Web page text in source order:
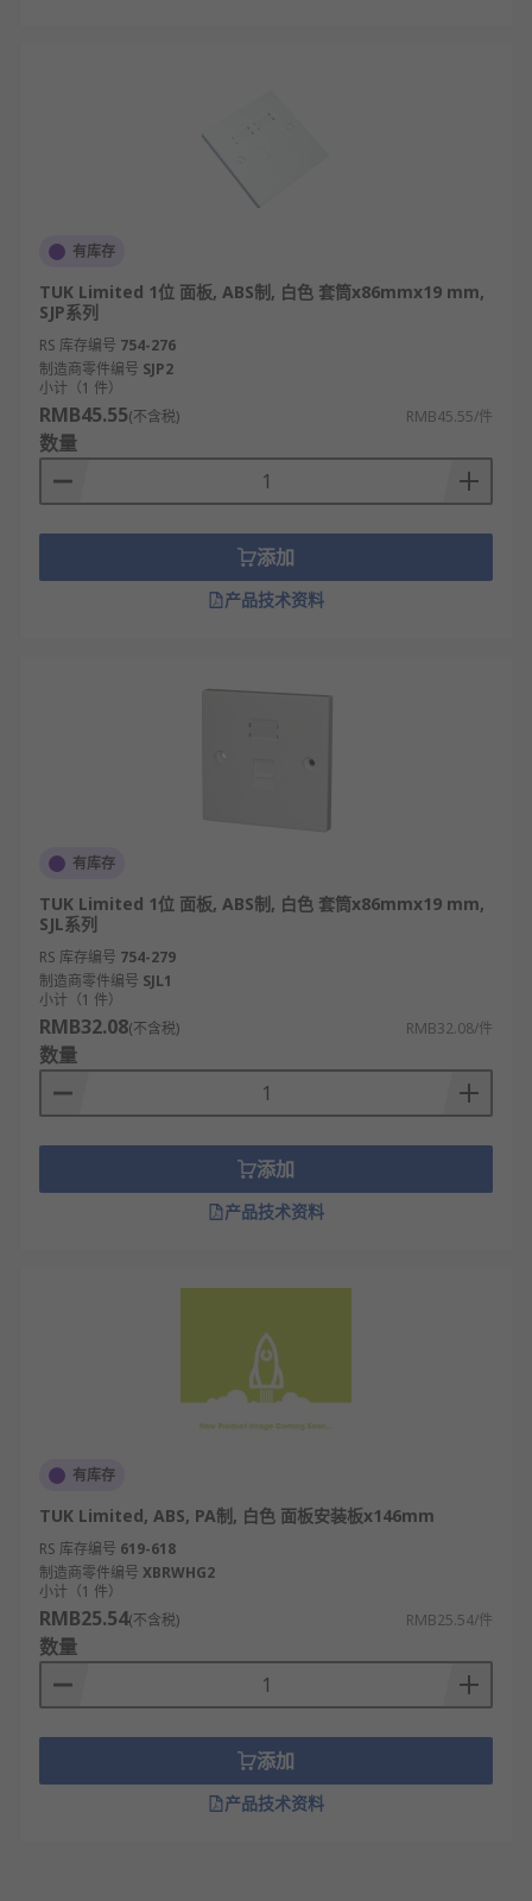
有库存
TUK Limited 1位 面板, ABS制, 白色 套筒x86mmx19 mm,
SJP系列
RS 库存编号 754-276
制造商零件编号 SJP2
小计（1 件）
RMB45.55(不含税) RMB45.55/件
数量
添加
产品技术资料
有库存
TUK Limited 1位 面板, ABS制, 白色 套筒x86mmx19 mm,
SJL系列
RS 库存编号 754-279
制造商零件编号 SJL1
小计（1 件）
RMB32.08(不含税) RMB32.08/件
数量
添加
产品技术资料
有库存
TUK Limited, ABS, PA制, 白色 面板安装板x146mm
RS 库存编号 619-618
制造商零件编号 XBRWHG2
小计（1 件）
RMB25.54(不含税) RMB25.54/件
数量
添加
产品技术资料